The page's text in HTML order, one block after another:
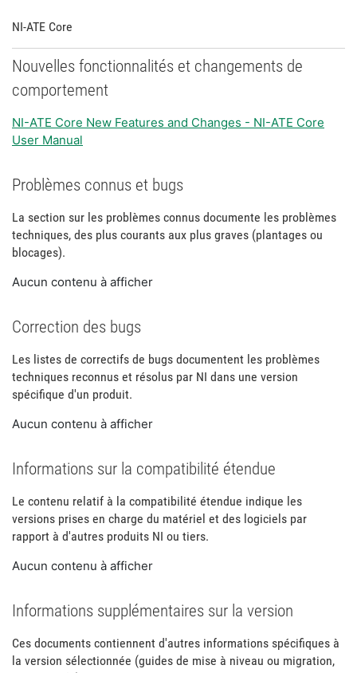
NI-ATE Core
Nouvelles fonctionnalités et changements de
comportement
NI-ATE Core New Features and Changes - NI-ATE Core
User Manual
Problèmes connus et bugs
La section sur les problèmes connus documente les problèmes
techniques, des plus courants aux plus graves (plantages ou
blocages).
Aucun contenu à afficher
Correction des bugs
Les listes de correctifs de bugs documentent les problèmes
techniques reconnus et résolus par NI dans une version
spécifique d'un produit.
Aucun contenu à afficher
Informations sur la compatibilité étendue
Le contenu relatif à la compatibilité étendue indique les
versions prises en charge du matériel et des logiciels par
rapport à d'autres produits NI ou tiers.
Aucun contenu à afficher
Informations supplémentaires sur la version
Ces documents contiennent d'autres informations spécifiques à
la version sélectionnée (guides de mise à niveau ou migration,